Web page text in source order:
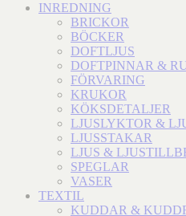
INREDNING
BRICKOR
BÖCKER
DOFTLJUS
DOFTPINNAR &
FÖRVARING
KRUKOR
KÖKSDETALJER
LJUSLYKTOR &
LJUSSTAKAR
LJUS &
SPEGLAR
VASER
TEXTIL
KUDDAR &